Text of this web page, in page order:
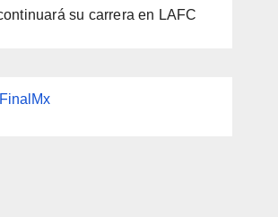
su carrera en LAFC